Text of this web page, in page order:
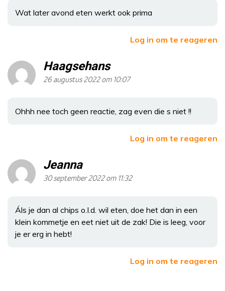
Wat later avond eten werkt ook prima
Log in om te reageren
Haagsehans
26 augustus 2022 om 10:07
Ohhh nee toch geen reactie, zag even die s niet !!
Log in om te reageren
Jeanna
30 september 2022 om 11:32
Áls je dan al chips o.I.d. wil eten, doe het dan in een
klein kommetje en eet niet uit de zak! Die is leeg, voor
je er erg in hebt!
Log in om te reageren